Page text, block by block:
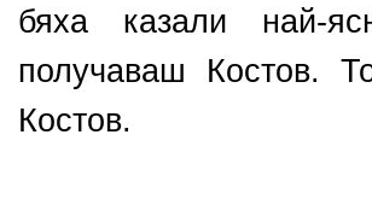
бяха казали най-
получаваш Костов.
Костов.